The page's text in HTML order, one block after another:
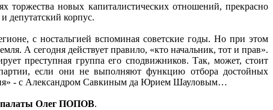
торжества новых капиталистических отношений, прекрасно
депутатский корпус.
с ностальгией вспоминая советские годы. Но при этом
А сегодня действует правило, «кто начальник, тот и прав».
преступная группа его сподвижников. Так, может, стоит
партии, если они не выполняют функцию отбора достойных
- с Александром Савкиным да Юрием Шауловым…
палаты Олег ПОПОВ.